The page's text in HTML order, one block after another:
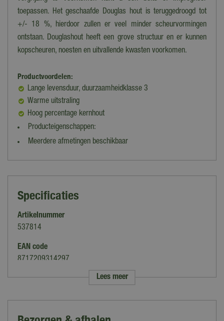
toepassen. Het geschaafde Douglas hout is teruggedroogd tot
+/- 18 %, hierdoor zullen er veel minder scheurvormingen
ontstaan. Douglashout heeft een grove structuur en er kunnen
kopscheuren, noesten en uitvallende kwasten voorkomen.
Productvoordelen:
Lange levensduur, duurzaamheidklasse 3
Warme uitstraling
Hoog percentage kernhout
Producteigenschappen:
Meerdere afmetingen beschikbaar
Specificaties
Artikelnummer
537814
EAN code
8717209314297
Merk
Lees meer